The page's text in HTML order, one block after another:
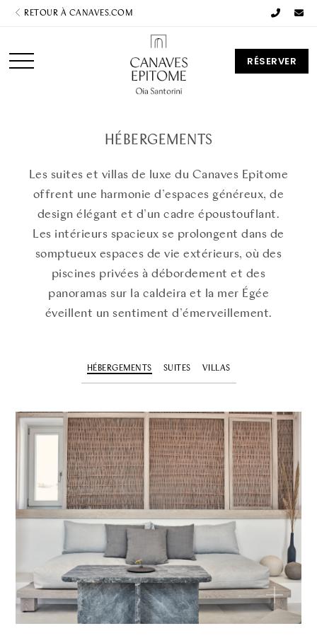
RETOUR À CANAVES.COM
RÉSERVER
HÉBERGEMENTS
Les suites et villas de luxe du Canaves Epitome
offrent une harmonie d’espaces généreux, de
design élégant et d’un cadre époustouflant.
Les intérieurs spacieux se prolongent dans de
somptueux espaces de vie extérieurs, où des
piscines privées à débordement et des
panoramas sur la caldeira et la mer Égée
éveillent un sentiment d’émerveillement.
HÉBERGEMENTS SUITES VILLAS